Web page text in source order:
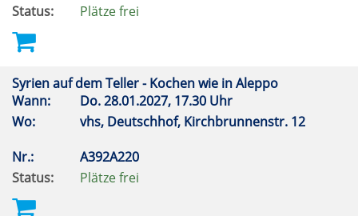
Status:
Plätze frei
Syrien auf dem Teller - Kochen wie in Aleppo
Wann:
Do.28.01.2027, 17.30 Uhr
Wo:
vhs, Deutschhof, Kirchbrunnenstr. 12
Nr.:
A392A220
Status:
Plätze frei